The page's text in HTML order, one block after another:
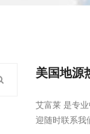
美国地源
艾富莱 是专
迎随时联系我